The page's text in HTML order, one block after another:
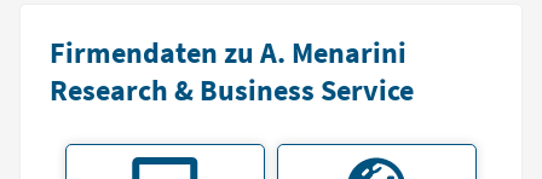
Firmendaten zu A. Menarini
Research & Business Service